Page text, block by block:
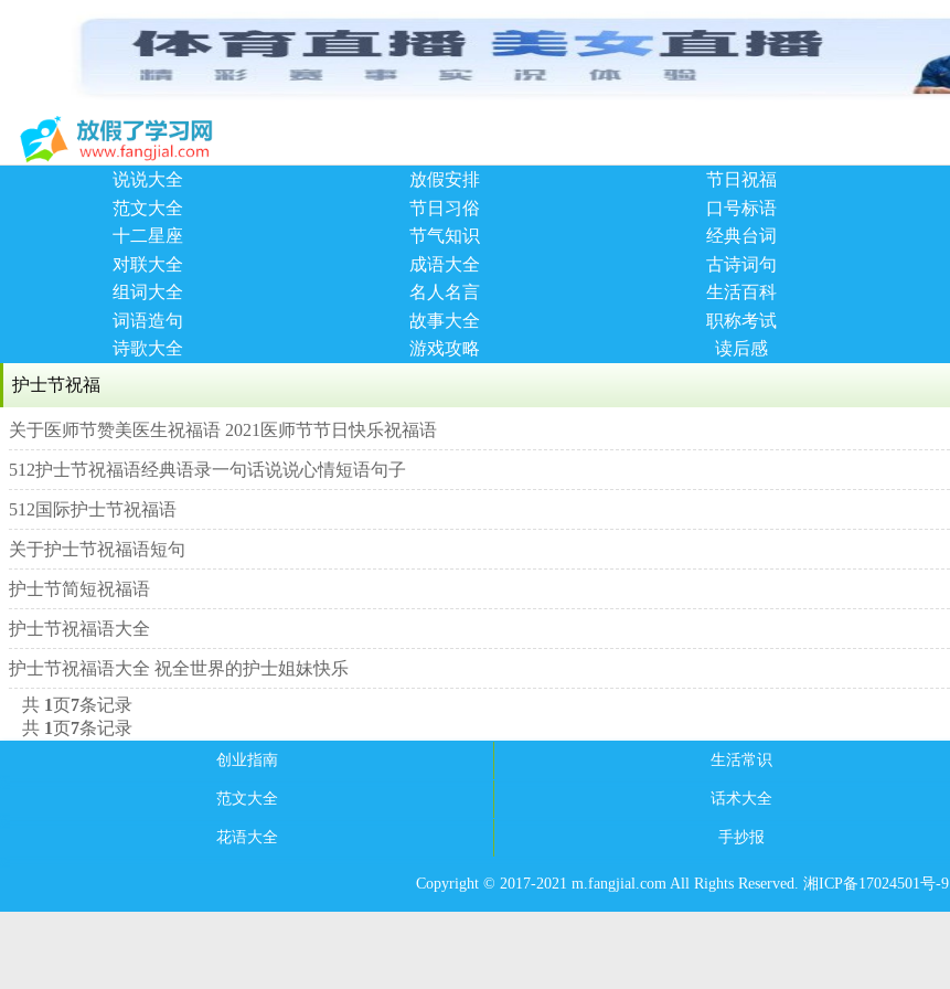
说说大全 放假安排 节日祝福
范文大全
节日习俗 口号标语
十二星座
节气知识 经典台词
对联大全
成语大全 古诗词句
组词大全
名人名言 生活百科
词语造句
故事大全 职称考试
诗歌大全
游戏攻略 读后感
护士节祝福
关于医师节赞美医生祝福语 2021医师节节日快乐祝福语
512护士节祝福语经典语录一句话说说心情短语句子
512国际护士节祝福语
关于护士节祝福语短句
护士节简短祝福语
护士节祝福语大全
护士节祝福语大全 祝全世界的护士姐妹快乐
共 1页7条记录
共 1页7条记录
创业指南 生活常识
范文大全 话术大全
花语大全 手抄报
Copyright © 2017-2021 m.fangjial.com All Rights Reserved. 湘ICP备17024501号-9